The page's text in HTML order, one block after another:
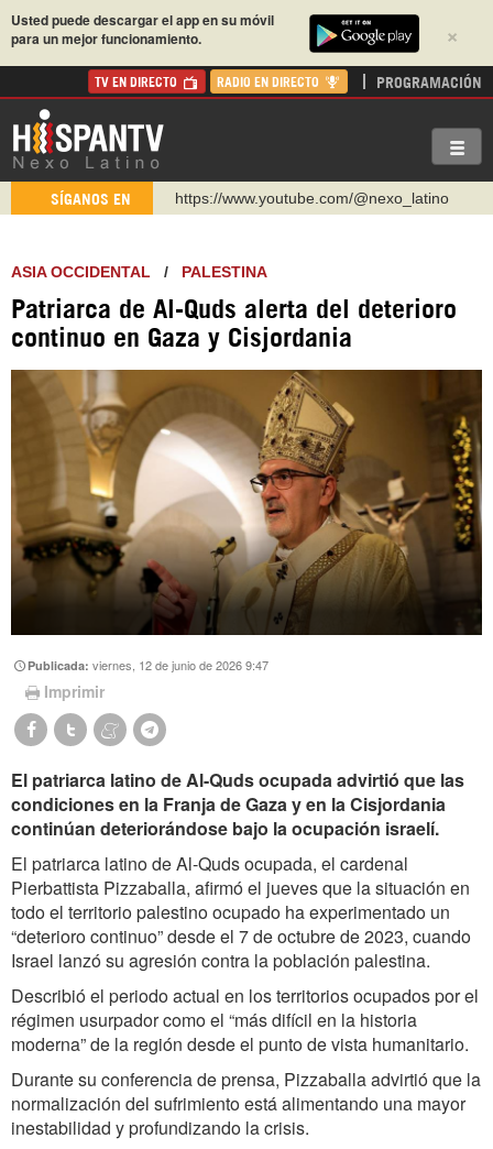
×
Usted puede descargar el app en su móvil
para un mejor funcionamiento.
TV EN DIRECTO RADIO EN DIRECTO PROGRAMACIÓN
SÍGANOS EN
https://www.youtube.com/@nexo_latino
https://t.me/hispantvcanal
https://urmedium.com/c/hispantv
WhatsApp y Viber: +98 921 79 29 404
https://www.facebook.com/Nexolatino.Canal
ASIA OCCIDENTAL / PALESTINA
Patriarca de Al-Quds alerta del deterioro
continuo en Gaza y Cisjordania
Publicada:viernes, 12 de junio de 2026 9:47
Imprimir
El patriarca latino de Al-Quds ocupada advirtió que las
condiciones en la Franja de Gaza y en la Cisjordania
continúan deteriorándose bajo la ocupación israelí.
El patriarca latino de Al-Quds ocupada, el cardenal
Pierbattista Pizzaballa, afirmó el jueves que la situación en
todo el territorio palestino ocupado ha experimentado un
“deterioro continuo” desde el 7 de octubre de 2023, cuando
Israel lanzó su agresión contra la población palestina.
Describió el periodo actual en los territorios ocupados por el
régimen usurpador como el “más difícil en la historia
moderna” de la región desde el punto de vista humanitario.
Durante su conferencia de prensa, Pizzaballa advirtió que la
normalización del sufrimiento está alimentando una mayor
inestabilidad y profundizando la crisis.